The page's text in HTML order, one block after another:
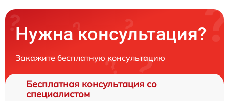
Нужна консультация?
Закажите бесплатную консультацию
Бесплатная консультация со
специалистом